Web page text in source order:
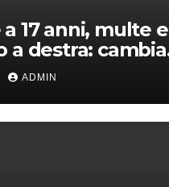
17 anni, multe e
a destra: cambia
regole allo
ADMIN